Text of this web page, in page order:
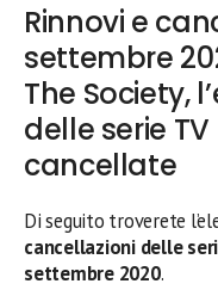
Rinnovi e
settembre
The Society,
delle serie
cancellate
Di seguito troverete
cancellazioni delle
settembre 2020.